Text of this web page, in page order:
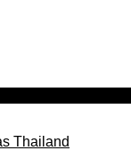
Thailand